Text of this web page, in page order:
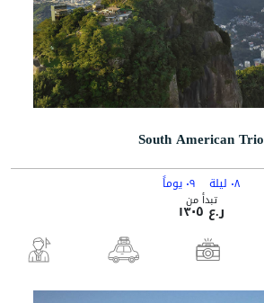
South American Trio
٠٨ ليلة ٠٩ يوماً
تبدأ منر.ع ١٣٠٥